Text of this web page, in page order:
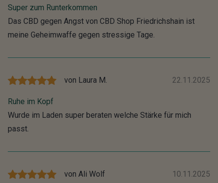
Super zum Runterkommen
Das CBD gegen Angst von CBD Shop Friedrichshain ist
meine Geheimwaffe gegen stressige Tage.
von Laura M. 22.11.2025
Ruhe im Kopf
Wurde im Laden super beraten welche Stärke für mich
passt.
von Ali Wolf 10.11.2025